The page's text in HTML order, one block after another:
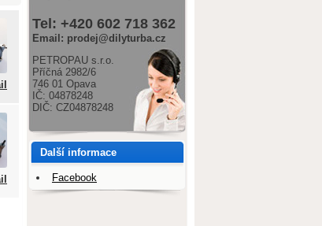
Tel: +420 602 718 362
Email: prodej@dilyturba.cz
PETROPAU s.r.o.
Příčná 2982/6
746 01 Opava
IČ: 04878248
DIČ: CZ04878248
Další informace
Facebook